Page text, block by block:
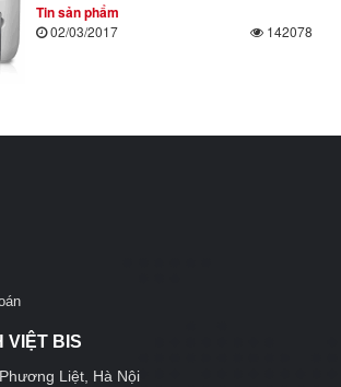
Tin sản phẩm
02/03/2017 142078
VIỆT BIS
Liệt, Hà Nội